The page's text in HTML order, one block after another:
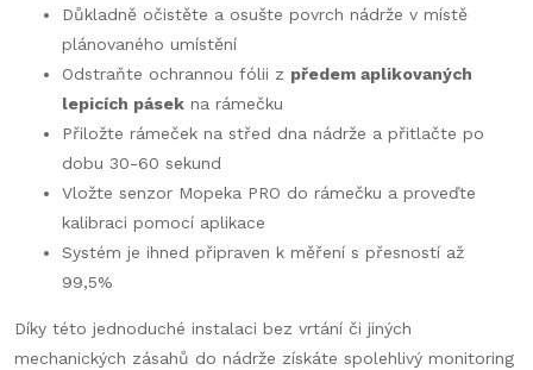
Důkladně očistěte a osušte povrch nádrže v místě
plánovaného umístění
Odstraňte ochrannou fólii z předem aplikovaných
lepicích pásek na rámečku
Přiložte rámeček na střed dna nádrže a přitlačte po
dobu 30-60 sekund
Vložte senzor Mopeka PRO do rámečku a proveďte
kalibraci pomocí aplikace
Systém je ihned připraven k měření s přesností až
99,5%
Díky této jednoduché instalaci bez vrtání či jiných
mechanických zásahů do nádrže získáte spolehlivý monitoring